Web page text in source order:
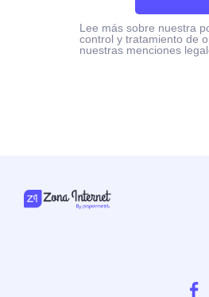
Lee más sobre nuestra
control y tratamiento de
nuestras menciones